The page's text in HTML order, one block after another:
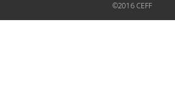
©2016 CEFF